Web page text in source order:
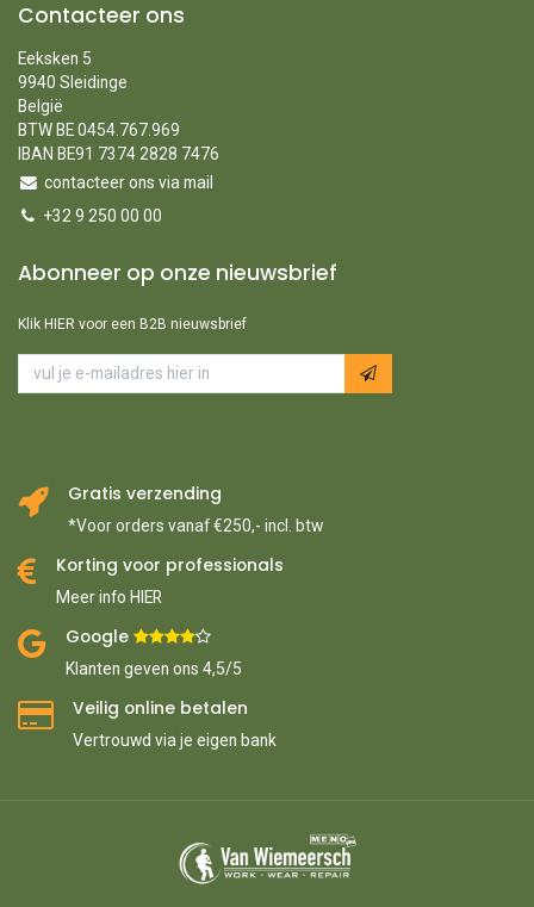
Contacteer ons
Eeksken 5
9940 Sleidinge
België
BTW BE 0454.767.969
IBAN BE91 7374 2828 7476
contacteer ons via mail
+32 9 250 00 00
Abonneer op onze nieuwsbrief
Klik HIER voor een B2B nieuwsbrief
Gratis verzending
*Voor orders vanaf €250,- incl. btw
Korting voor professionals
Meer info HIER
Google ​
Klanten geven ons 4,5/5
Veilig online betalen
Vertrouwd via je eigen bank